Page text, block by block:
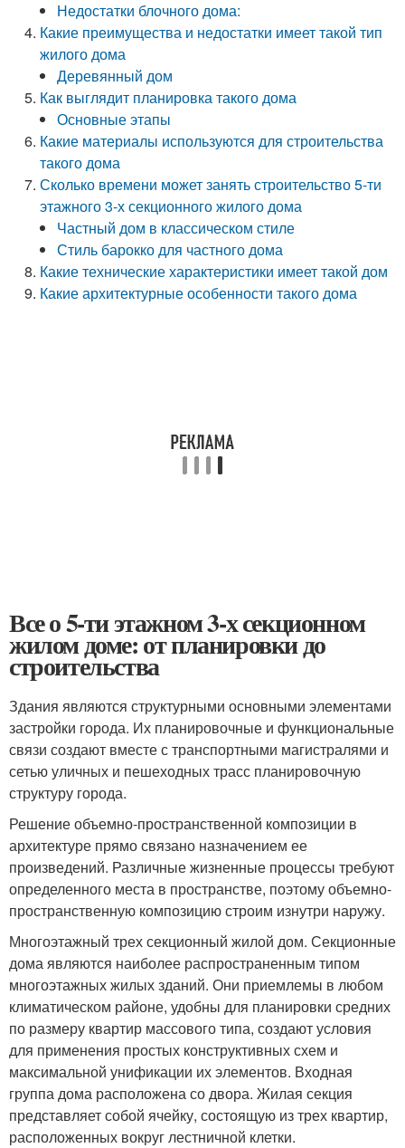
Недостатки блочного дома:
Какие преимущества и недостатки имеет такой тип
жилого дома
Деревянный дом
Как выглядит планировка такого дома
Основные этапы
Какие материалы используются для строительства
такого дома
Сколько времени может занять строительство 5-ти
этажного 3-х секционного жилого дома
Частный дом в классическом стиле
Стиль барокко для частного дома
Какие технические характеристики имеет такой дом
Какие архитектурные особенности такого дома
Все о 5-ти этажном 3-х секционном
жилом доме: от планировки до
строительства
Здания являются структурными основными элементами
застройки города. Их планировочные и функциональные
связи создают вместе с транспортными магистралями и
сетью уличных и пешеходных трасс планировочную
структуру города.
Решение объемно-пространственной композиции в
архитектуре прямо связано назначением ее
произведений. Различные жизненные процессы требуют
определенного места в пространстве, поэтому объемно-
пространственную композицию строим изнутри наружу.
Многоэтажный трех секционный жилой дом. Секционные
дома являются наиболее распространенным типом
многоэтажных жилых зданий. Они приемлемы в любом
климатическом районе, удобны для планировки средних
по размеру квартир массового типа, создают условия
для применения простых конструктивных схем и
максимальной унификации их элементов. Входная
группа дома расположена со двора. Жилая секция
представляет собой ячейку, состоящую из трех квартир,
расположенных вокруг лестничной клетки.